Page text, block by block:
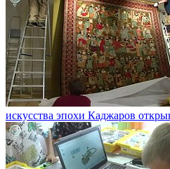
искусства эпохи Каджаров